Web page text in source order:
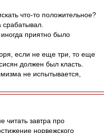
что-то положительное?
срабатывал.
приятно было
если не еще три, то еще
должен был класть.
не испытывается,
читать завтра про
норвежского